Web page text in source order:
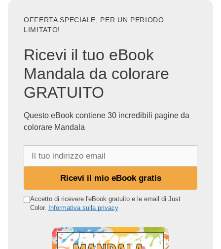
OFFERTA SPECIALE, PER UN PERIODO
LIMITATO!
Ricevi il tuo eBook
Mandala da colorare
GRATUITO
Questo eBook contiene 30 incredibili pagine da
colorare Mandala
o
Ricevi il mio eBook gratis
Accetto di ricevere l'eBook gratuito e le email di Just
Color. Informativa sulla privacy